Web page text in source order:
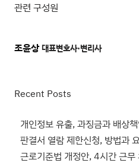
관련 구성원
조윤상대표변호사·변리사
Recent Posts
개인정보 유출, 과징금과 배상
판결서 열람 제한신청, 방법과
근로기준법 개정안, 4시간 근